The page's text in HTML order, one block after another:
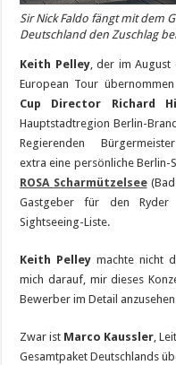
Sir Nick Faldo fängt mit dem
Deutschland den Zuschlag
Keith Pelley, der im August
European Tour
Cup Director Richard
Hauptstadtregion Berlin-
Regierenden
extra eine persönliche Berlin-
ROSA Scharmützelsee(Bad
Gastgeber für den
Sightseeing-Liste.
Keith Pelley machte nicht
mich darauf, mir dieses
Bewerber im Detail
Zwar ist Marco Kaussler ,
Gesamtpaket Deutschlands